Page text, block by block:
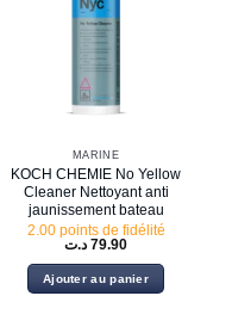
MARINE
KOCH CHEMIE No Yellow
Cleaner Nettoyant anti
jaunissement bateau
2.00 points de fidélité
79.90 د.ت
Ajouter au panier